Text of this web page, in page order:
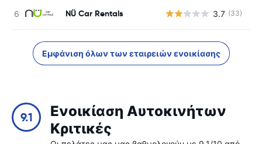
NÜ Car Rentals 3.7 (33)
Εμφάνιση όλων των εταιρειών ενοικίασης
9.1
Ενοικίαση Αυτοκινήτων
Κριτικές